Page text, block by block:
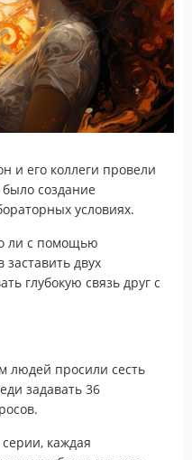
и его коллеги провели
создание
условиях.
ли с помощью
двух
глубокую связь друг с
людей просили сесть
задавать 36
каждая